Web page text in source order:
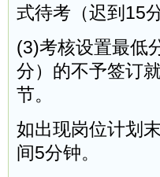
式待考（迟到15
(3)考核设置最低
分）的不予签订
节。
如出现岗位计划
间5分钟。